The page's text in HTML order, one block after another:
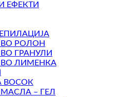
ЕФЕКТИ
РОЛОН
ГРАНУЛИ
ЛИМЕНКА
ВОСОК
– ГЕЛ